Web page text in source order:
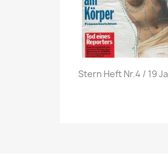
Vorschau
Stern Heft Nr.4 / 19